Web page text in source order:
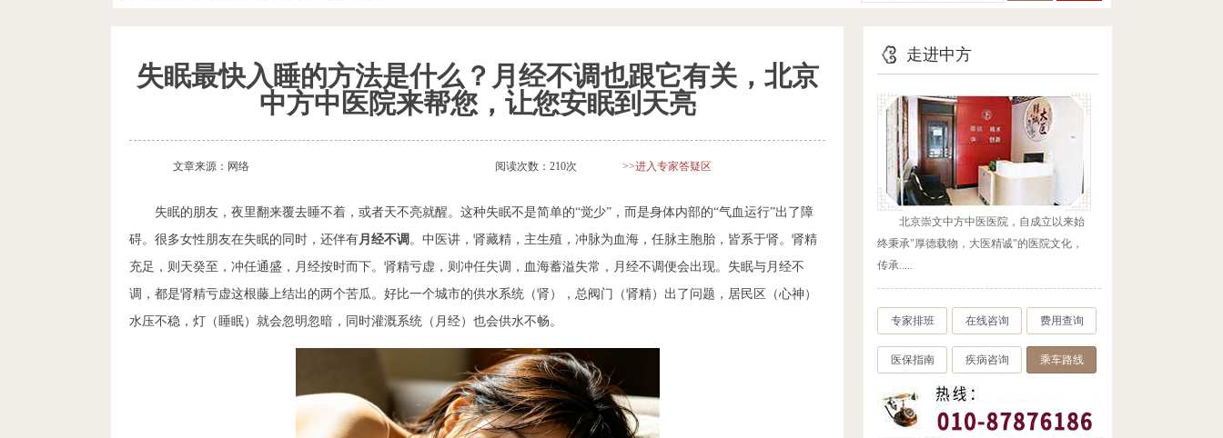
失眠最快入睡的方法是什么？月经不调也跟它有关，北京
中方中医院来帮您，让您安眠到天亮
文章来源：网络 阅读次数：210次 >>进入专家答疑区
失眠的朋友，夜里翻来覆去睡不着，或者天不亮就醒。这种失眠不是简单的“觉少”，而是身体内部的“气血运行”出了障
碍。很多女性朋友在失眠的同时，还伴有月经不调 。中医讲，肾藏精，主生殖，冲脉为血海，任脉主胞胎，皆系于肾。肾精
充足，则天癸至，冲任通盛，月经按时而下。肾精亏虚，则冲任失调，血海蓄溢失常，月经不调便会出现。失眠与月经不
调，都是肾精亏虚这根藤上结出的两个苦瓜。好比一个城市的供水系统（肾），总阀门（肾精）出了问题，居民区（心神）
水压不稳，灯（睡眠）就会忽明忽暗，同时灌溉系统（月经）也会供水不畅。
走进中方
北京崇文中方中医医院，自成立以来始
终秉承"厚德载物，大医精诚"的医院文化，
传承.....
专家排班 在线咨询 费用查询
医保指南 疾病咨询 乘车路线